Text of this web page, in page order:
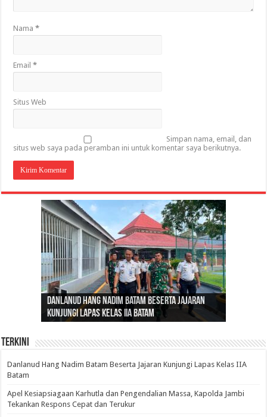
Nama*
Email*
Situs Web
Simpan nama, email, dan
situs web saya pada peramban ini untuk komentar saya berikutnya.
Danlanud Hang Nadim Batam Beserta Jajaran
Kunjungi Lapas Kelas IIA Batam
Silaturahmi dan Reses Komite I DPD RI di Polda
Jambi Bahas Sinergitas Penanganan Narkotika
Gubernur Al Haris: Lomba Cerdas Cermat Sarana
Edukasi Pembentukan Karakter Generasi
Penerus
Gubernur Al Haris Dorong Koperasi Merah Putih
Cepat Beroperasi Agar Bisa Layani Masyarakat
Penuhi Kebutuhannya
Sosok Fenomenal yang Menggetarkan
Nusantara: Ratu Wangsa, Wanita Berkelas
dengan Pengaruh Internasional
Terkini
Danlanud Hang Nadim Batam Beserta Jajaran Kunjungi Lapas Kelas IIA
Batam
Apel Kesiapsiagaan Karhutla dan Pengendalian Massa, Kapolda Jambi
Tekankan Respons Cepat dan Terukur